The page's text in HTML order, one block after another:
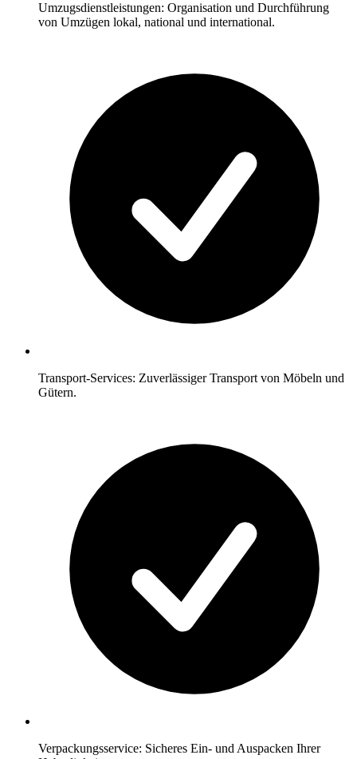
Umzugsdienstleistungen: Organisation und Durchführung
von Umzügen lokal, national und international.
Transport-Services: Zuverlässiger Transport von Möbeln und
Gütern.
Verpackungsservice: Sicheres Ein- und Auspacken Ihrer